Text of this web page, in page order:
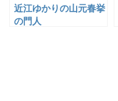
近江ゆかりの山元春挙
の門人